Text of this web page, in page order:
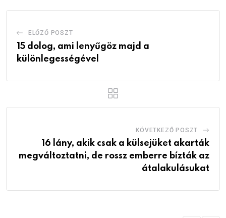
ELŐZŐ POSZT
15 dolog, ami lenyűgöz majd a
különlegességével
KÖVETKEZŐ POSZT
16 lány, akik csak a külsejüket akarták
megváltoztatni, de rossz emberre bízták az
átalakulásukat